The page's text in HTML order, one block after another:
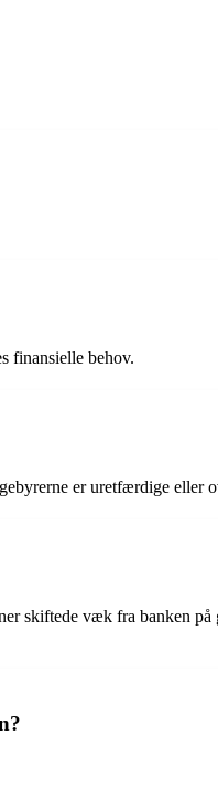
finansielle behov.
er uretfærdige eller
skiftede væk fra banken